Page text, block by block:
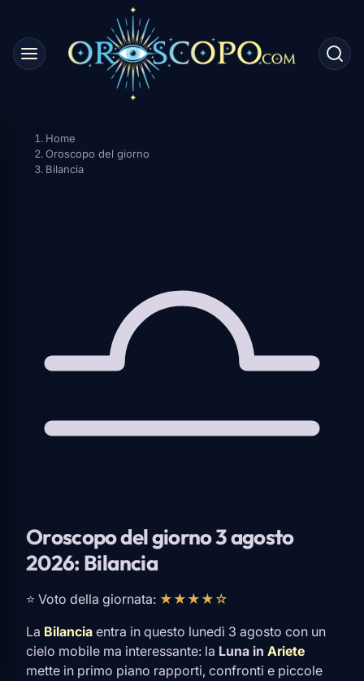
content
Home
Oroscopo del giorno
Bilancia
Oroscopo del giorno 3 agosto
2026: Bilancia
⭐ Voto della giornata: ★★★★☆
La Bilancia entra in questo lunedì 3 agosto con un
cielo mobile ma interessante: la Luna in Ariete
mette in primo piano rapporti, confronti e piccole